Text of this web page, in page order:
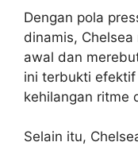
Dengan pola
dinamis,
awal dan
ini terbukti
kehilangan ritme
Selain itu,